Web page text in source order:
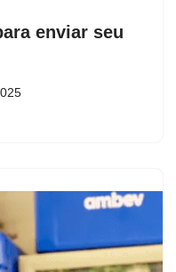
enviar seu